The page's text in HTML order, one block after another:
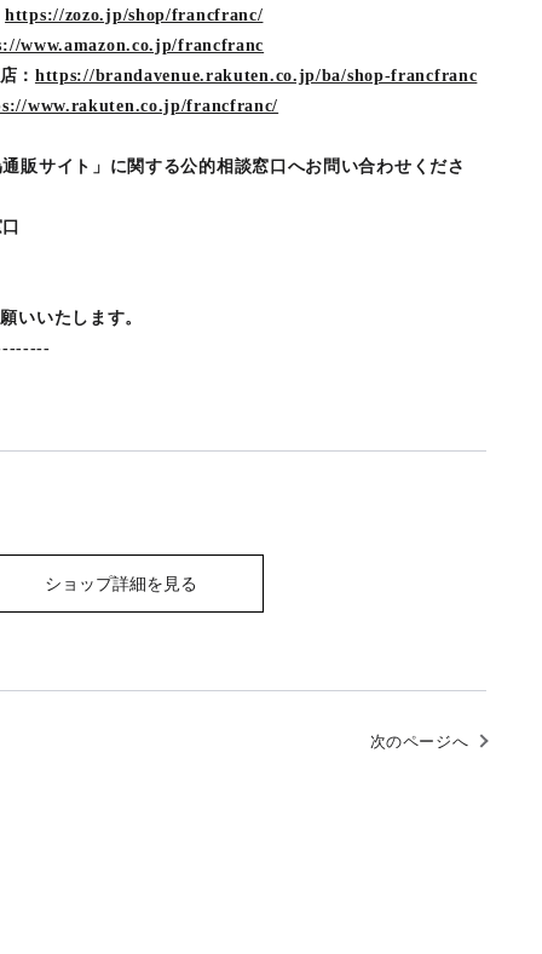
https://zozo.jp/shop/francfranc/
www.amazon.co.jp/francfranc
： https://brandavenue.rakuten.co.jp/ba/shop-francfranc
www.rakuten.co.jp/francfranc/
販サイト」に関する公的相談窓口へお問い合わせくださ
いいたします。
ショップ詳細を見る
次のページへ